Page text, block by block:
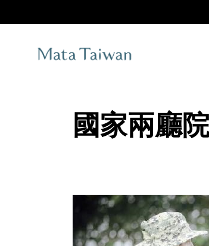
the
國家兩廳